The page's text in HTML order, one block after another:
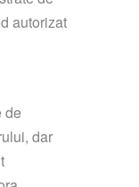
autorizat
de
dar